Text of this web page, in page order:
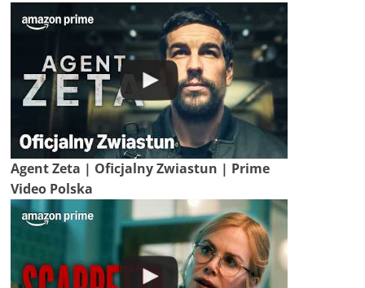
Agent Zeta | Oficjalny Zwiastun | Prime
Video Polska